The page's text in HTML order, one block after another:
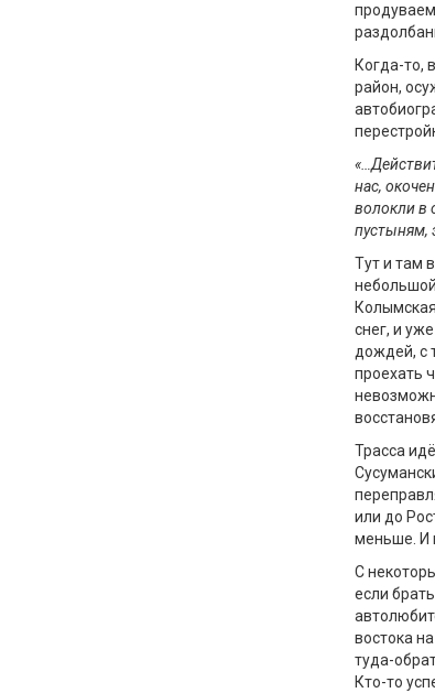
Когда-то,
район,
нас,
волокли в
пустыням,
Тут и там
снег, и
дождей, с
проехать
Трасса
или до
меньше. И
С
если
востока
туда-
Кто-то